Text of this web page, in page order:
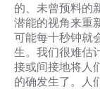
的、未曾预料的
潜能的视角来重
可能每十秒钟就
生。我们很难估
接或间接地将人
的确发生了。人